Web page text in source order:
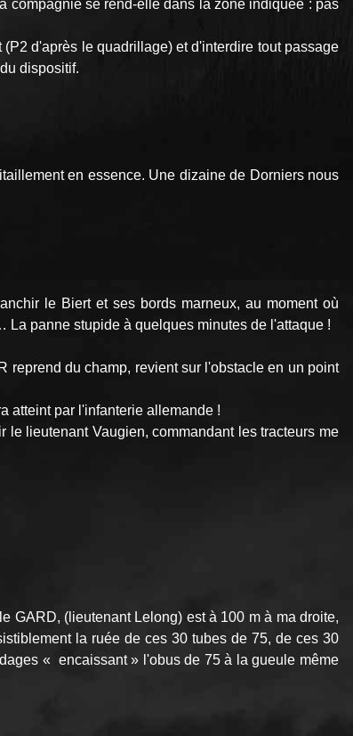
compagnie se rend-elle dans la zone indiquée : pas
d'après le quadrillage) et d'interdire tout passage
dispositif.
en essence. Une dizaine de Dorniers nous
le Biert et ses bords marneux, au moment où
panne stupide à quelques minutes de l'attaque !
reprend du champ, revient sur l'obstacle en un point
atteint par l'infanterie allemande !
le lieutenant Vaugien, commandant les tracteurs me
GARD, (lieutenant Lelong) est à 100 m à ma droite,
la ruée de ces 30 tubes de 75, de ces 30
« encaissant » l'obus de 75 à la gueule même